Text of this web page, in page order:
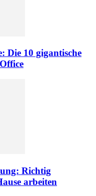
Die 10 gigantische
Richtig
arbeiten